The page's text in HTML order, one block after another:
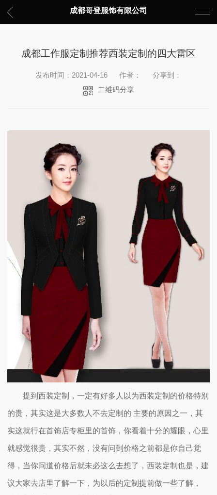
成都哥登服饰有限公司
成都工作服定制推荐西装定制的四大雷区
发布时间：2021-04-16 作者：
分享到：
二维码分享
提到西装定制，一定有好多人以为西装定制的价格特别
的贵，其实这是大多数人不去定制的 主要的原因之一，其
实这就行在首饰店专柜里的首饰，你看着十分的耀眼，心里
就感觉很贵，其实不然，没有问到价格之前都是你自己觉
得，当你问道价格后就未必这么去想了，西装定制也是，建
议大家去店里了解一下，为以后的定制提前做一些了解，